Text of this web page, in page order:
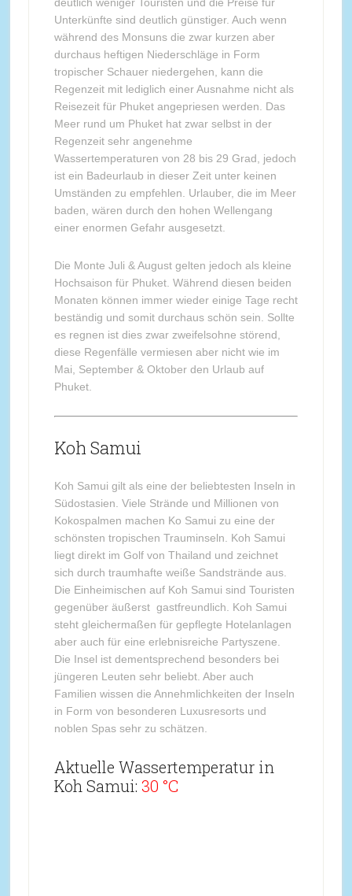
Unterkünfte sind deutlich günstiger. Auch wenn
während des Monsuns die zwar kurzen aber
durchaus heftigen Niederschläge in Form
tropischer Schauer niedergehen, kann die
Regenzeit mit lediglich einer Ausnahme nicht als
Reisezeit für Phuket angepriesen werden. Das
Meer rund um Phuket hat zwar selbst in der
Regenzeit sehr angenehme
Wassertemperaturen von 28 bis 29 Grad, jedoch
ist ein Badeurlaub in dieser Zeit unter keinen
Umständen zu empfehlen. Urlauber, die im Meer
baden, wären durch den hohen Wellengang
einer enormen Gefahr ausgesetzt.
Die Monte Juli & August gelten jedoch als kleine
Hochsaison für Phuket. Während diesen beiden
Monaten können immer wieder einige Tage recht
beständig und somit durchaus schön sein. Sollte
es regnen ist dies zwar zweifelsohne störend,
diese Regenfälle vermiesen aber nicht wie im
Mai, September & Oktober den Urlaub auf
Phuket.
Koh Samui
Koh Samui gilt als eine der beliebtesten Inseln in
Südostasien. Viele Strände und Millionen von
Kokospalmen machen Ko Samui zu eine der
schönsten tropischen Trauminseln. Koh Samui
liegt direkt im Golf von Thailand und zeichnet
sich durch traumhafte weiße Sandstrände aus.
Die Einheimischen auf Koh Samui sind Touristen
gegenüber äußerst gastfreundlich. Koh Samui
steht gleichermaßen für gepflegte Hotelanlagen
aber auch für eine erlebnisreiche Partyszene.
Die Insel ist dementsprechend besonders bei
jüngeren Leuten sehr beliebt. Aber auch
Familien wissen die Annehmlichkeiten der Inseln
in Form von besonderen Luxusresorts und
noblen Spas sehr zu schätzen.
Aktuelle Wassertemperatur in
Koh Samui: 30 °C